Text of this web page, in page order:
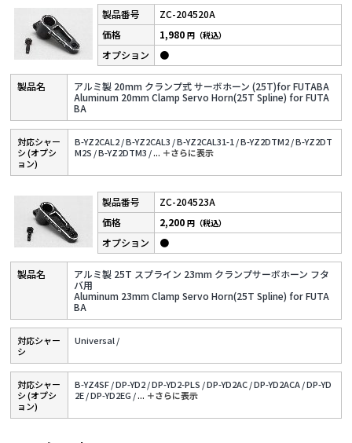
ZC-204520A
アルミ製 20mm クランプ式 サーボホーン (25T)for FUTABA
Aluminum 20mm Clamp Servo Horn(25T Spline) for FUTA
BA
1,980円（税込）
●
対応シャー
シ (オプシ
ョン)
B-YZ2CAL2 /B-YZ2CAL3 /B-YZ2CAL31-1 /B-YZ2DTM2 /B-YZ2DT
M2S /B-YZ2DTM3 /... ＋さらに表⽰
ZC-204523A
アルミ製 25T スプライン 23mm クランプサーボホーン フタ
バ用
Aluminum 23mm Clamp Servo Horn(25T Spline) for FUTA
BA
2,200円（税込）
●
対応シャー
シ
Universal /
対応シャー
シ (オプシ
ョン)
B-YZ4SF /DP-YD2 /DP-YD2-PLS /DP-YD2AC /DP-YD2ACA /DP-YD
2E /DP-YD2EG /... ＋さらに表⽰